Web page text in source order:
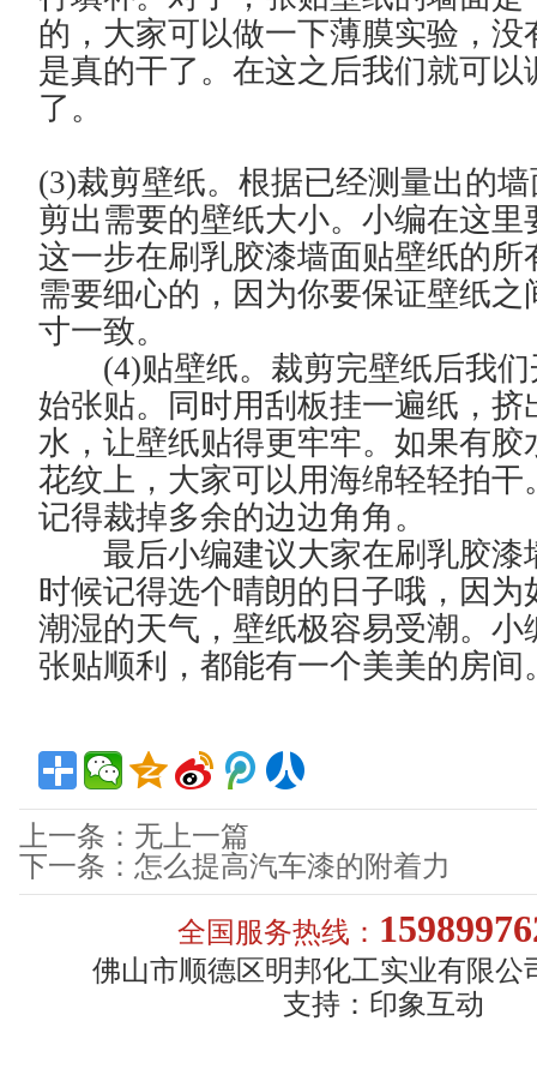
的，大家可以做一下薄膜实验，没
是真的干了。在这之后我们就可以
了。
(3)裁剪壁纸。根据已经测量出的
剪出需要的壁纸大小。小编在这里
这一步在刷乳胶漆墙面贴壁纸的所
需要细心的，因为你要保证壁纸之
寸一致。
(4)贴壁纸。裁剪完壁纸后我们
始张贴。同时用刮板挂一遍纸，挤
水，让壁纸贴得更牢牢。如果有胶
花纹上，大家可以用海绵轻轻拍干
记得裁掉多余的边边角角。
最后小编建议大家在刷乳胶漆
时候记得选个晴朗的日子哦，因为
潮湿的天气，壁纸极容易受潮。小
张贴顺利，都能有一个美美的房间
上一条：无上一篇
下一条：怎么提高汽车漆的附着力
全国服务热线：
佛山市顺德区明邦化工实业有限公
支持： 印象互动